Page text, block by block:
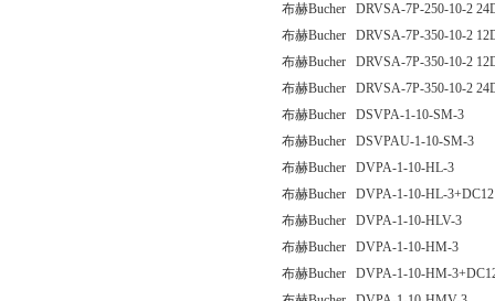
布赫Bucher DRVSA-7P-250-10-2
布赫Bucher DRVSA-7P-350-10-2
布赫Bucher DRVSA-7P-350-10-2
布赫Bucher DRVSA-7P-350-10-2
布赫Bucher DSVPA-1-10-SM-3
布赫Bucher DSVPAU-1-10-SM-3
布赫Bucher DVPA-1-10-HL-3
布赫Bucher DVPA-1-10-HL-3+DC12
布赫Bucher DVPA-1-10-HLV-3
布赫Bucher DVPA-1-10-HM-3
布赫Bucher DVPA-1-10-HM-